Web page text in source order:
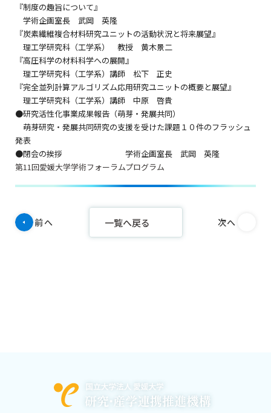
『制度の趣旨について』
学術企画室長 武岡 英隆
『炭素繊維複合材料研究ユニットの活動状況と将来展望』
理工学研究科（工学系） 教授 黄木景二
『高圧科学の材料科学への展開』
理工学研究科（工学系）講師 松下 正史
『完全並列計算アルゴリズム応用研究ユニットの概要と展望』
理工学研究科（工学系）講師 中原 啓貴
●研究活性化事業成果報告（萌芽・発展共同）
萌芽研究・発展共同研究の支援を受けた課題１０件のフラッシュ
発表
●閉会の挨拶 学術企画室長 武岡 英隆
第11回愛媛大学学術フォーラムプログラム
前へ 一覧へ戻る 次へ